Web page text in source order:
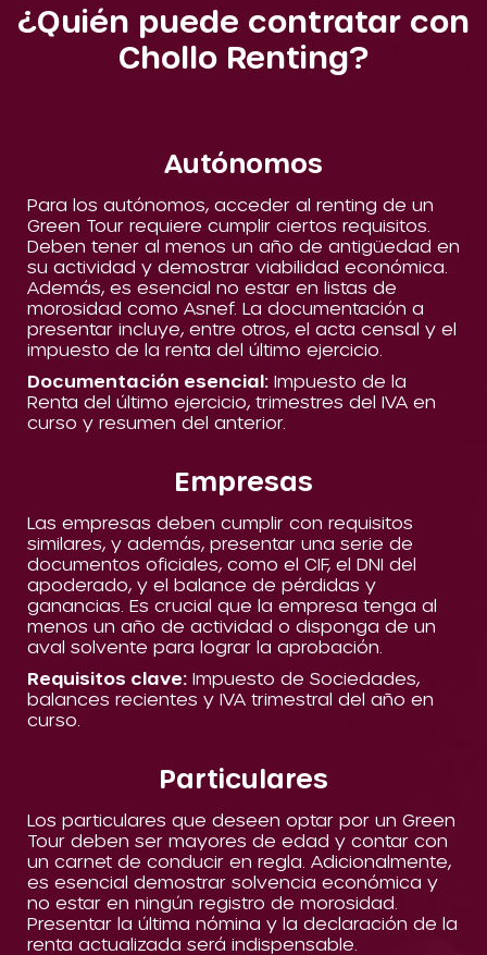
¿Quién puede contratar con
Chollo Renting?
Autónomos
Para los autónomos, acceder al renting de un
Green Tour requiere cumplir ciertos requisitos.
Deben tener al menos un año de antigüedad en
su actividad y demostrar viabilidad económica.
Además, es esencial no estar en listas de
morosidad como Asnef. La documentación a
presentar incluye, entre otros, el acta censal y el
impuesto de la renta del último ejercicio.
Documentación esencial: Impuesto de la
Renta del último ejercicio, trimestres del IVA en
curso y resumen del anterior.
Empresas
Las empresas deben cumplir con requisitos
similares, y además, presentar una serie de
documentos oficiales, como el CIF, el DNI del
apoderado, y el balance de pérdidas y
ganancias. Es crucial que la empresa tenga al
menos un año de actividad o disponga de un
aval solvente para lograr la aprobación.
Requisitos clave: Impuesto de Sociedades,
balances recientes y IVA trimestral del año en
curso.
Particulares
Los particulares que deseen optar por un Green
Tour deben ser mayores de edad y contar con
un carnet de conducir en regla. Adicionalmente,
es esencial demostrar solvencia económica y
no estar en ningún registro de morosidad.
Presentar la última nómina y la declaración de la
renta actualizada será indispensable.